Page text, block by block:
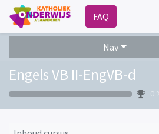
FAQ
Nav
Engels VB II-EngVB-d
0